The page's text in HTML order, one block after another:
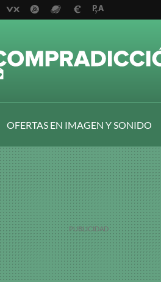
OFERTAS EN IMAGEN Y SONIDO